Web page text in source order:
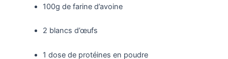
100g de farine d’avoine
2 blancs d’œufs
1 dose de protéines en poudre